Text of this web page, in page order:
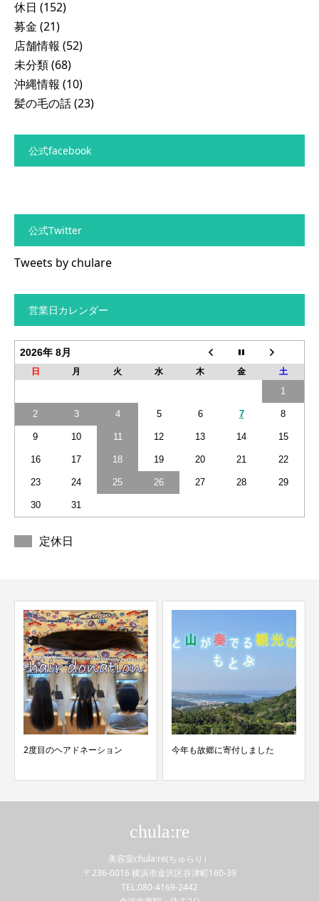
休日 (152)
募金 (21)
店舗情報 (52)
未分類(68)
沖縄情報 (10)
髪の毛の話(23)
公式facebook
公式Twitter
Tweets by chulare
営業日カレンダー
2026年 8月
日 月 火 水 木 金 土
1
2 3 4 5 6 7 8
9 10 11 12 13 14 15
16 17 18 19 20 21 22
23 24 25 26 27 28 29
30 31
定休日
2度目のヘアドネーション 今年も故郷に寄付しました
chula:re
美容室chula:re(ちゅらり）
〒236-0016 横浜市金沢区谷津町160-39
TEL.080-4169-2442